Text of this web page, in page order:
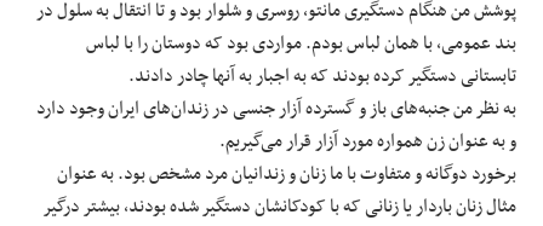
پوشش من هنگام دستگیری مانتو، روسری و شلوار بود و تا انتقال به سلول در
بند عمومی، با همان لباس بودم. مواردی بود که دوستان را با لباس
تابستانی دستگیر کرده بودند که به اجبار به آنها چادر دادند.
به نظر من جنبه‌های باز و گسترده آزار جنسی در زندان‌های ایران وجود دارد
و به عنوان زن همواره مورد آزار قرار می‌گیریم.
برخورد دوگانه و متفاوت با ما زنان و زندانیان مرد مشخص بود. به ‌عنوان
مثال زنان باردار یا زنانی که با کودکانشان دستگیر شده بودند، بیشتر درگیر